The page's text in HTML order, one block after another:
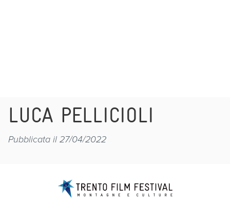
LUCA PELLICIOLI
Pubblicata il 27/04/2022